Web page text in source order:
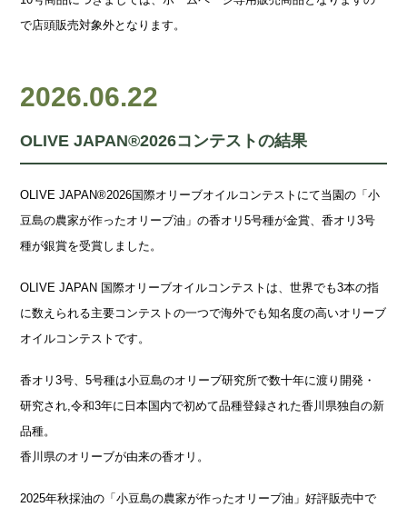
で店頭販売対象外となります。
2026.06.22
OLIVE JAPAN®︎2026コンテストの結果
OLIVE JAPAN®︎2026国際オリーブオイルコンテストにて当園の「小
豆島の農家が作ったオリーブ油」の香オリ5号種が金賞、香オリ3号
種が銀賞を受賞しました。
OLIVE JAPAN 国際オリーブオイルコンテストは、世界でも3本の指
に数えられる主要コンテストの一つで海外でも知名度の高いオリーブ
オイルコンテストです。
香オリ3号、5号種は小豆島のオリーブ研究所で数十年に渡り開発・
研究され,令和3年に日本国内で初めて品種登録された香川県独自の新
品種。
香川県のオリーブが由来の香オリ。
2025年秋採油の「小豆島の農家が作ったオリーブ油」好評販売中で